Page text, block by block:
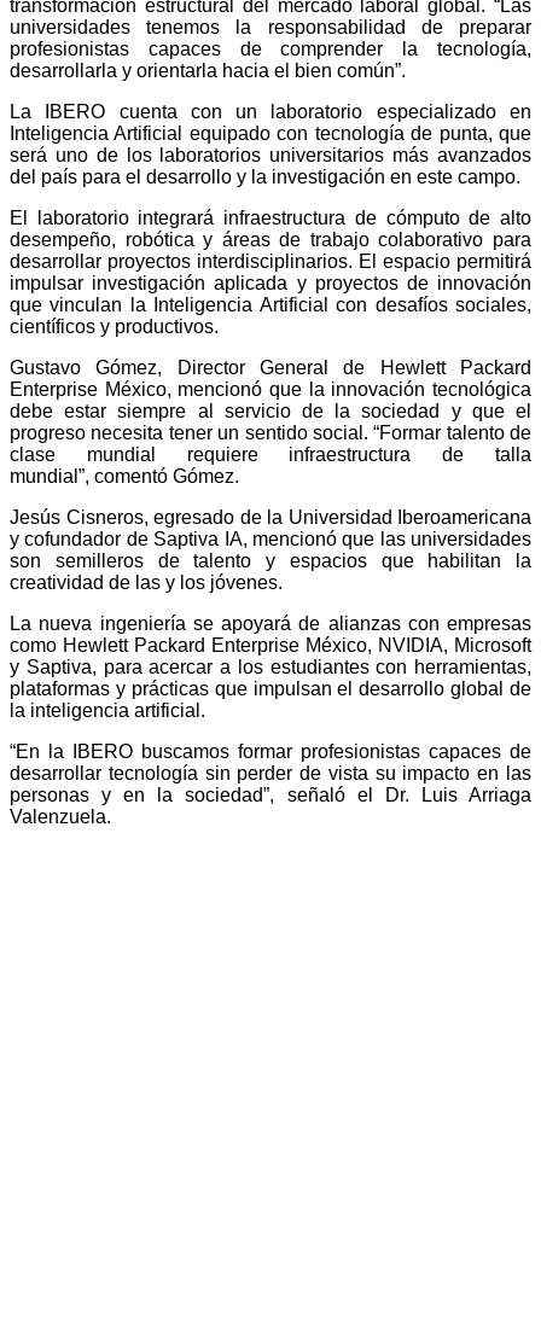
transformación estructural del mercado laboral global. “Las
universidades tenemos la responsabilidad de preparar
profesionistas capaces de comprender la tecnología,
desarrollarla y orientarla hacia el bien común”.
La IBERO cuenta con un laboratorio especializado en
Inteligencia Artificial equipado con tecnología de punta, que
será uno de los laboratorios universitarios más avanzados
del país para el desarrollo y la investigación en este campo.
El laboratorio integrará infraestructura de cómputo de alto
desempeño, robótica y áreas de trabajo colaborativo para
desarrollar proyectos interdisciplinarios. El espacio permitirá
impulsar investigación aplicada y proyectos de innovación
que vinculan la Inteligencia Artificial con desafíos sociales,
científicos y productivos.
Gustavo Gómez, Director General de Hewlett Packard
Enterprise México, mencionó que la innovación tecnológica
debe estar siempre al servicio de la sociedad y que el
progreso necesita tener un sentido social. “Formar talento de
clase mundial requiere infraestructura de talla
mundial”, comentó Gómez.
Jesús Cisneros, egresado de la Universidad Iberoamericana
y cofundador de Saptiva IA, mencionó que las universidades
son semilleros de talento y espacios que habilitan la
creatividad de las y los jóvenes.
La nueva ingeniería se apoyará de alianzas con empresas
como Hewlett Packard Enterprise México, NVIDIA, Microsoft
y Saptiva, para acercar a los estudiantes con herramientas,
plataformas y prácticas que impulsan el desarrollo global de
la inteligencia artificial.
“En la IBERO buscamos formar profesionistas capaces de
desarrollar tecnología sin perder de vista su impacto en las
personas y en la sociedad”, señaló el Dr. Luis Arriaga
Valenzuela.